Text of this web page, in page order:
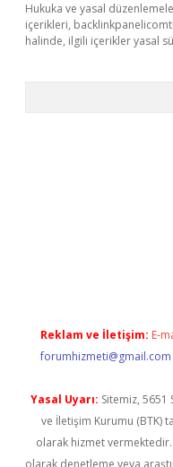
Hukuka ve yasal
içerikleri,
halinde, ilgili içerikler yasal
Reklam ve İletişim: E-
forumhizmeti@gmail.com
Yasal Uyarı: Sitemiz, 5651
ve İletişim Kurumu (BTK)
olarak hizmet
olarak denetleme veya